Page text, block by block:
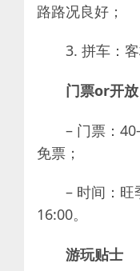
路路况良好；
3. 拼车：
门票or开放
– 门票：
免票；
– 时间：旺
16:00。
游玩贴士